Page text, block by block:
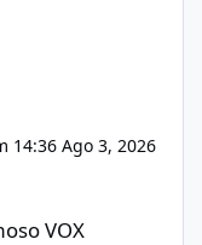
14:36 Ago 3, 2026
VOX